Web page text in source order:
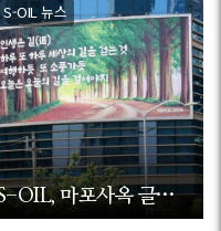
S-OIL, 열린 소통으로 미래 성장 비전 공유
S-OIL 뉴스